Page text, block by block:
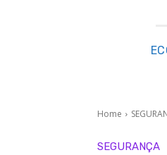
Home
SEGURANÇA